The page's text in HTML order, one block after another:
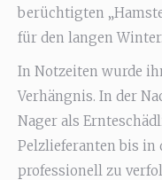
berüchtigten
für den langen Winter.
In Notzeiten wurde
Verhängnis. In der
Nager als
Pelzlieferanten bis in
professionell zu